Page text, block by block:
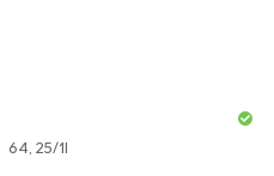
EUR
64,25/1l